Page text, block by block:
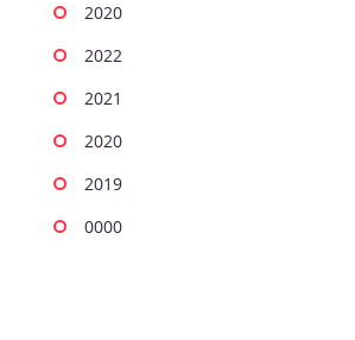
2020
2022
2021
2020
2019
0000